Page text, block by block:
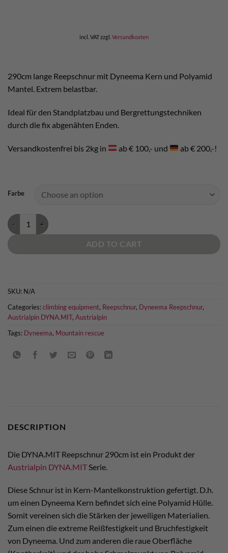
incl. VATzzgl. Versandkosten
290cm lange Reepschnur mit Dyneema Kern und Polyamid
Mantel. Extrem belastbar.
Ideal für den Standplatzbau und Bergrettungstechniken
durch die fix abgenähten Enden.
Versandkostenfrei bis 2kg in ab € 100,- und ab € 200,-!
Farbe
DYNA.MIT Reepschnur 290cm quantity
ADD TO CART
SKU: N/A
Categories:climbing equipment, Reepschnur, Dyneema Reepschnur,
Austrialpin DYNA.MIT, Austrialpin
Tags: Dyneema, Mountain rescue
DESCRIPTION
Die DYNA.MIT Reepschnur 290cm ist ein Produkt der
Austrialpin DYNA.MIT Serie.
Diese Schnur ist in Kern-Mantelkonstruktion gefertigt. D.h.
um einen Dyneema Kern befindet sich eine Polyamid Hülle.
Somit vereinen sich die Stärken der jeweiligen Materialien.
Zum einen die extreme Reißfestigkeit und Bruchfestigkeit
von Dyneema. Und zum anderen die raue Oberfläche